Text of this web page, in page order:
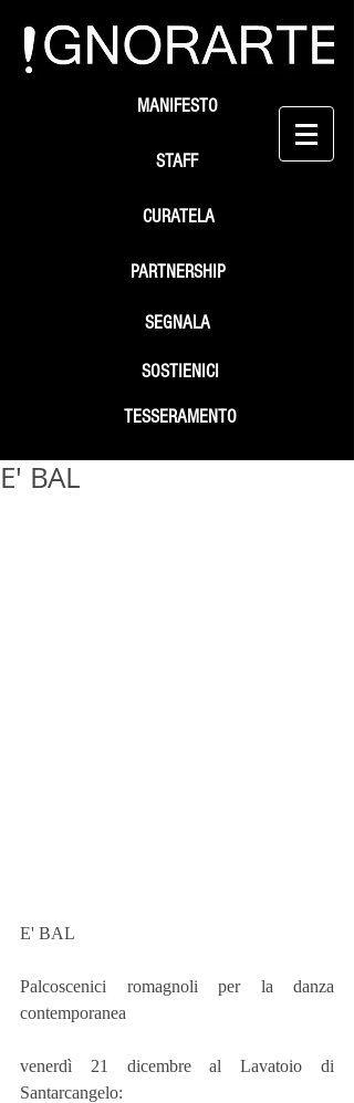
STAFF
SEGNALA
SOSTIENICI
MANIFESTO
PARTNERSHIP
TESSERAMENTO
CURATELA
E' BAL
E' BAL
Palcoscenici romagnoli per la danza
contemporanea
venerdì 21 dicembre al Lavatoio di
Santarcangelo: